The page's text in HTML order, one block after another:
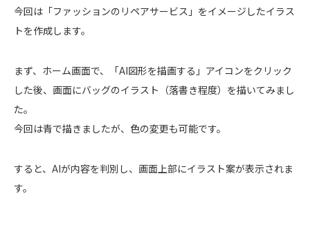
今回は「ファッションのリペアサービス」をイメージしたイラス
トを作成します。
まず、ホーム画面で、「AI図形を描画する」アイコンをクリック
した後、画面にバッグのイラスト（落書き程度）を描いてみまし
た。
今回は青で描きましたが、色の変更も可能です。
すると、AIが内容を判別し、画面上部にイラスト案が表示されま
す。